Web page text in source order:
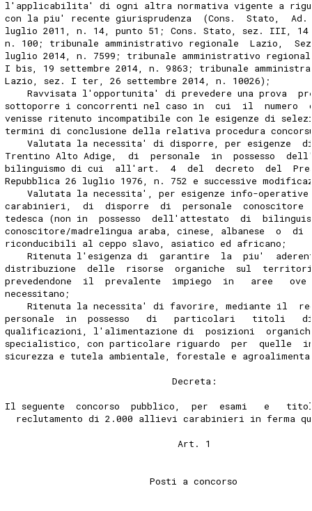
l'applicabilita' di ogni altra normativa vigente a
con la piu' recente giurisprudenza  (Cons.  Stato,
luglio 2011, n. 14, punto 51; Cons. Stato, sez. III, 14
n. 100; tribunale amministrativo regionale  Lazio,
luglio 2014, n. 7599; tribunale amministrativo
I bis, 19 settembre 2014, n. 9863; tribunale
Lazio, sez. I ter, 26 settembre 2014, n. 10026);
Ravvisata l'opportunita' di prevedere una prova
sottoporre i concorrenti nel caso in  cui  il  numero
venisse ritenuto incompatibile con le esigenze di
termini di conclusione della relativa procedura
Valutata la necessita' di disporre, per esigenze
Trentino Alto Adige,  di  personale  in  possesso
bilinguismo di cui  all'art.  4  del  decreto  del
Repubblica 26 luglio 1976, n. 752 e successive
Valutata la necessita', per esigenze info-
carabinieri,  di  disporre  di  personale  conoscitore
tedesca (non in  possesso  dell'attestato  di
conoscitore/madrelingua araba, cinese, albanese  o
riconducibili al ceppo slavo, asiatico ed africano;
Ritenuta l'esigenza di  garantire  la  piu'
distribuzione  delle  risorse  organiche  sul
prevedendone  il  prevalente  impiego  in   aree   ove
necessitano;
Ritenuta la necessita' di favorire, mediante il
personale  in  possesso   di   particolari   titoli
qualificazioni, l'alimentazione di  posizioni
specialistico, con particolare riguardo  per  quelle
sicurezza e tutela ambientale, forestale e
                              Decreta:
Il seguente  concorso  pubblico,  per  esami   e
reclutamento di 2.000 allievi carabinieri in ferma
                               Art. 1
                          Posti a concorso